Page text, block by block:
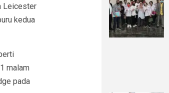
Leicester
kedua
malam
pada